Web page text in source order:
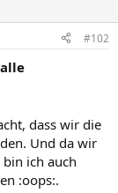
#102
dass wir die
Und da wir
ich auch
:oops:.